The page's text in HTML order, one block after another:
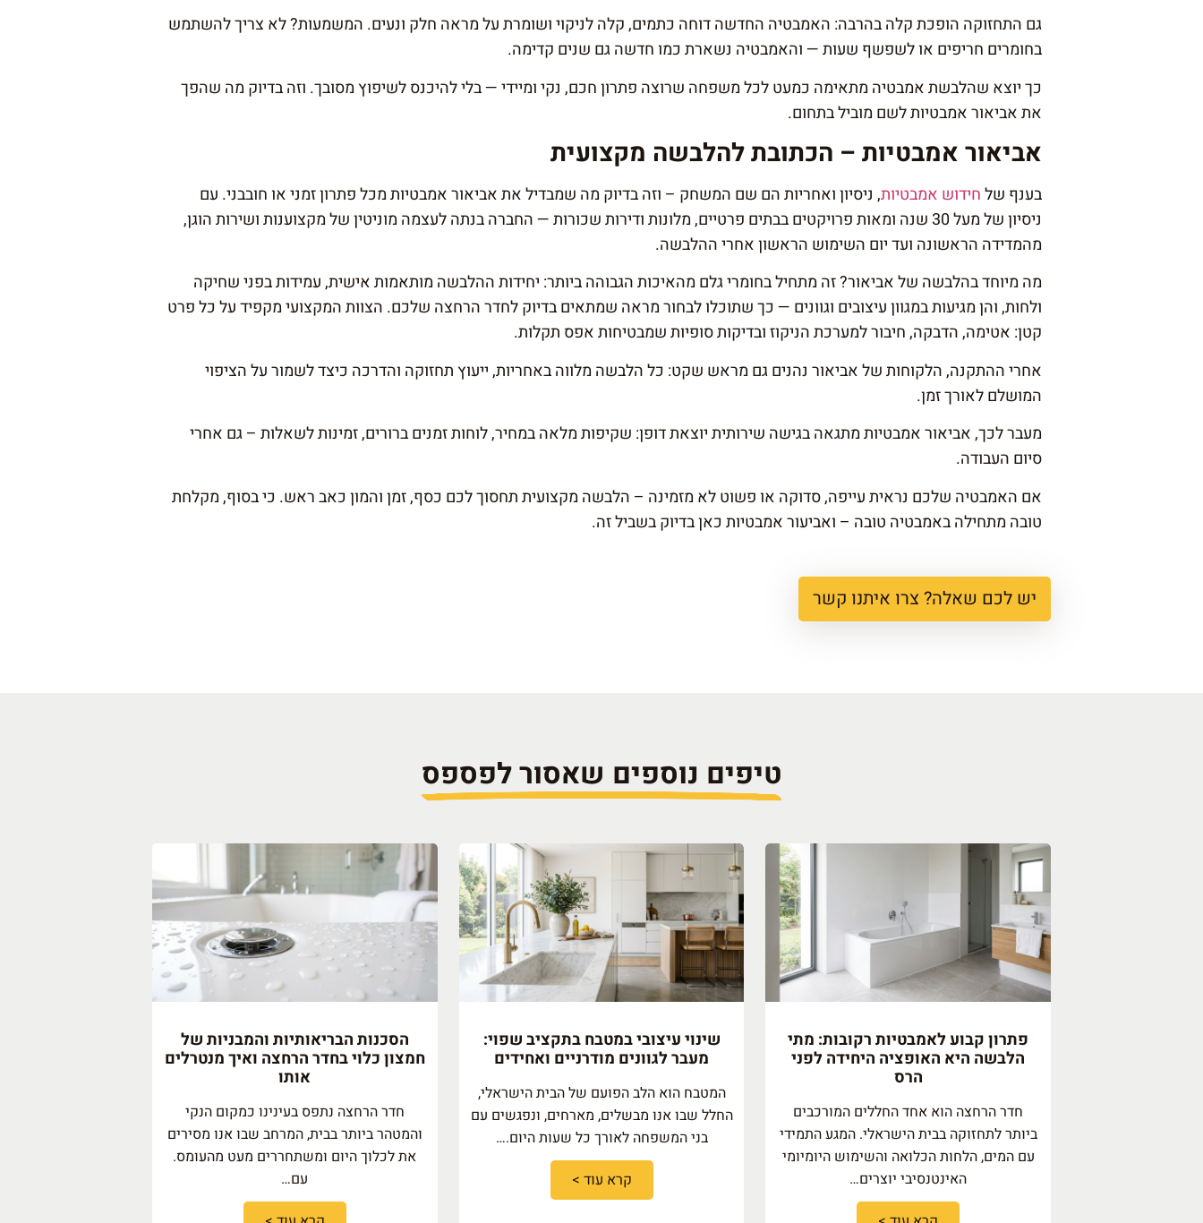
גם התחזוקה הופכת קלה בהרבה: האמבטיה החדשה דוחה כתמים, קלה לניקוי ושומרת על מראה חלק ונעים. המשמעות? לא צריך להשתמש
בחומרים חריפים או לשפשף שעות — והאמבטיה נשארת כמו חדשה גם שנים קדימה.
כך יוצא שהלבשת אמבטיה מתאימה כמעט לכל משפחה שרוצה פתרון חכם, נקי ומיידי — בלי להיכנס לשיפוץ מסובך. וזה בדיוק מה שהפך
את אביאור אמבטיות לשם מוביל בתחום.
אביאור אמבטיות – הכתובת להלבשה מקצועית
בענף שלחידוש אמבטיות, ניסיון ואחריות הם שם המשחק – וזה בדיוק מה שמבדיל אתאביאור אמבטיותמכל פתרון זמני או חובבני. עם
ניסיון של מעל 30 שנה ומאות פרויקטים בבתים פרטיים, מלונות ודירות שכורות — החברה בנתה לעצמה מוניטין של מקצוענות ושירות הוגן,
מהמדידה הראשונה ועד יום השימוש הראשון אחרי ההלבשה.
מה מיוחד בהלבשה של אביאור? זה מתחיל בחומרי גלם מהאיכות הגבוהה ביותר: יחידות ההלבשה מותאמות אישית, עמידות בפני שחיקה
ולחות, והן מגיעות במגוון עיצובים וגוונים — כך שתוכלו לבחור מראה שמתאים בדיוק לחדר הרחצה שלכם. הצוות המקצועי מקפיד על כל פרט
קטן: אטימה, הדבקה, חיבור למערכת הניקוז ובדיקות סופיות שמבטיחות אפס תקלות.
אחרי ההתקנה, הלקוחות של אביאור נהנים גם מראש שקט: כל הלבשה מלווה באחריות, ייעוץ תחזוקה והדרכה כיצד לשמור על הציפוי
המושלם לאורך זמן.
מעבר לכך, אביאור אמבטיות מתגאה בגישה שירותית יוצאת דופן: שקיפות מלאה במחיר, לוחות זמנים ברורים, זמינות לשאלות – גם אחרי
סיום העבודה.
אם האמבטיה שלכם נראית עייפה, סדוקה או פשוט לא מזמינה – הלבשה מקצועית תחסוך לכם כסף, זמן והמון כאב ראש. כי בסוף, מקלחת
טובה מתחילה באמבטיה טובה – ואביעור אמבטיות כאן בדיוק בשביל זה.
יש לכם שאלה? צרו איתנו קשר
טיפים נוספים שאסור לפספס
פתרון קבוע לאמבטיות רקובות: מתי
הלבשה היא האופציה היחידה לפני
הרס
חדר הרחצה הוא אחד החללים המורכבים
ביותר לתחזוקה בבית הישראלי. המגע התמידי
עם המים, הלחות הכלואה והשימוש היומיומי
האינטנסיבי יוצרים…
שינוי עיצובי במטבח בתקציב שפוי:
מעבר לגוונים מודרניים ואחידים
המטבח הוא הלב הפועם של הבית הישראלי,
החלל שבו אנו מבשלים, מארחים, ונפגשים עם
בני המשפחה לאורך כל שעות היום.…
קרא עוד >
הסכנות הבריאותיות והמבניות של
חמצון כלוי בחדר הרחצה ואיך מנטרלים
אותו
חדר הרחצה נתפס בעינינו כמקום הנקי
והמטהר ביותר בבית, המרחב שבו אנו מסירים
את לכלוך היום ומשתחררים מעט מהעומס.
עם…